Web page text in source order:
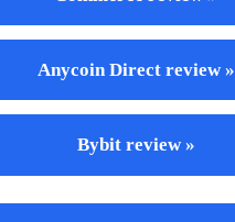
Anycoin Direct review »
Bybit review »